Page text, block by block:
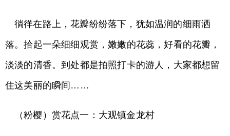
徜徉在路上，花瓣纷纷落下，犹如温润的细雨洒
落。拾起一朵细细观赏，嫩嫩的花蕊，好看的花瓣，
淡淡的清香。到处都是拍照打卡的游人，大家都想留
住这美丽的瞬间……
（粉樱）赏花点一：大观镇金龙村